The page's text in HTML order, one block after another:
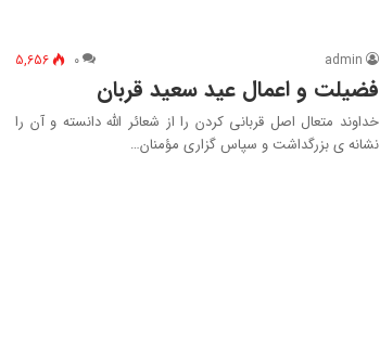
admin ۰ 5,656
فضیلت و اعمال عید سعید قربان
خداوند متعال اصل قربانی کردن را از شعائر الله دانسته و آن را
نشانه ی بزرگداشت و سپاس گزاری مؤمنان…